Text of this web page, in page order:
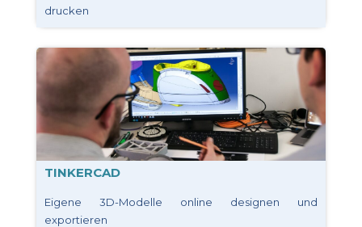
drucken
TINKERCAD
Eigene 3D-Modelle online designen und
exportieren